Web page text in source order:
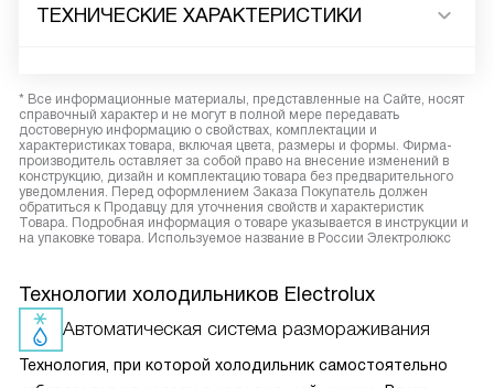
ТЕХНИЧЕСКИЕ ХАРАКТЕРИСТИКИ
* Все информационные материалы, представленные на Сайте, носят
справочный характер и не могут в полной мере передавать
достоверную информацию о свойствах, комплектации и
характеристиках товара, включая цвета, размеры и формы. Фирма-
производитель оставляет за собой право на внесение изменений в
конструкцию, дизайн и комплектацию товара без предварительного
уведомления. Перед оформлением Заказа Покупатель должен
обратиться к Продавцу для уточнения свойств и характеристик
Товара. Подробная информация о товаре указывается в инструкции и
на упаковке товара. Используемое название в России Электролюкс
Технологии холодильников Electrolux
Автоматическая система размораживания
Технология, при которой холодильник самостоятельно